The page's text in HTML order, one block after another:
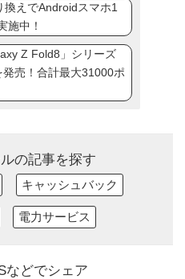
えでAndroidスマホ1
施中！
Z Fold8」シリーズ
売！合計最大31000ポ
の記事を探す
キャッシュバック
電力サービス
などでシェア